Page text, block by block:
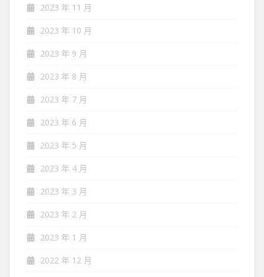
2023 年 11 月
2023 年 10 月
2023 年 9 月
2023 年 8 月
2023 年 7 月
2023 年 6 月
2023 年 5 月
2023 年 4 月
2023 年 3 月
2023 年 2 月
2023 年 1 月
2022 年 12 月